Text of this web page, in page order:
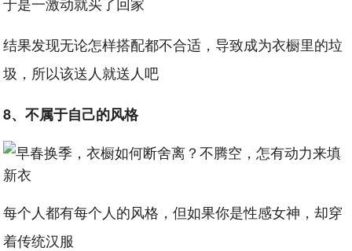
结果发现无论怎样搭配都不合适，导致成为衣橱里的垃
圾，所以该送人就送人吧
8、不属于自己的风格
每个人都有每个人的风格，但如果你是性感女神，却穿
着传统汉服